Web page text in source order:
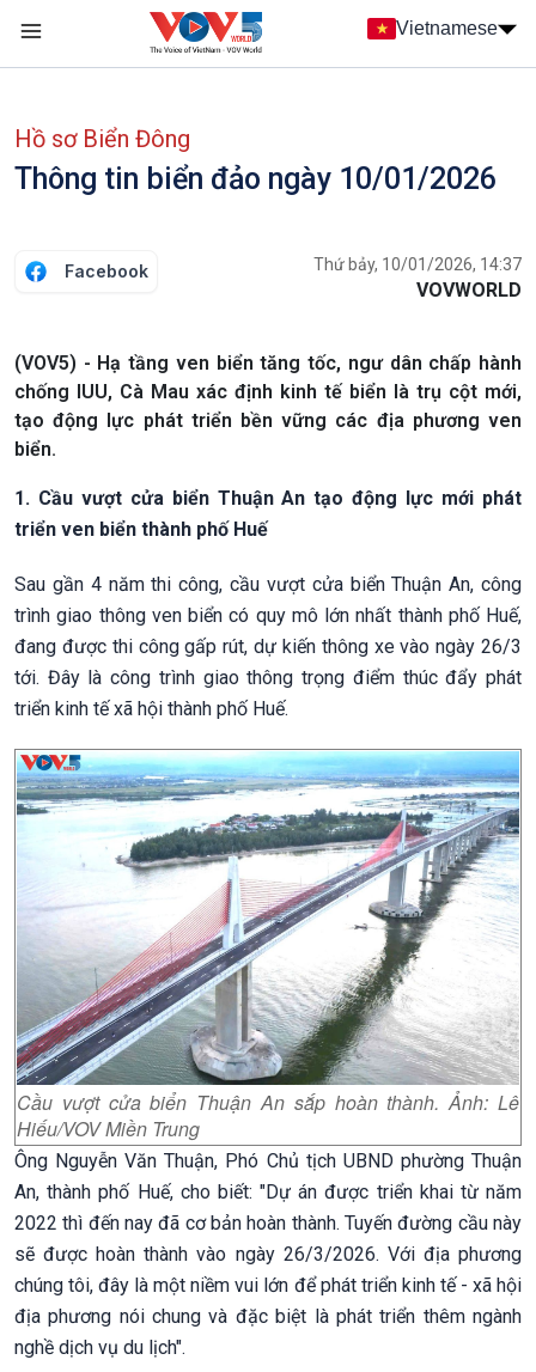
Nhảy đến nội dung
Vietnamese
Hồ sơ Biển Đông
Thông tin biển đảo ngày 10/01/2026
Facebook Thứ bảy, 10/01/2026, 14:37
VOVWORLD
(VOV5) - Hạ tầng ven biển tăng tốc, ngư dân chấp hành
chống IUU, Cà Mau xác định kinh tế biển là trụ cột mới,
tạo động lực phát triển bền vững các địa phương ven
biển.
1. Cầu vượt cửa biển Thuận An tạo động lực mới phát
triển ven biển thành phố Huế
Sau gần 4 năm thi công, cầu vượt cửa biển Thuận An, công
trình giao thông ven biển có quy mô lớn nhất thành phố Huế,
đang được thi công gấp rút, dự kiến thông xe vào ngày 26/3
tới. Đây là công trình giao thông trọng điểm thúc đẩy phát
triển kinh tế xã hội thành phố Huế.
Cầu vượt cửa biển Thuận An sắp hoàn thành. Ảnh: Lê
Hiếu/VOV Miền Trung
Ông Nguyễn Văn Thuận, Phó Chủ tịch UBND phường Thuận
An, thành phố Huế, cho biết: "Dự án được triển khai từ năm
2022 thì đến nay đã cơ bản hoàn thành. Tuyến đường cầu này
sẽ được hoàn thành vào ngày 26/3/2026. Với địa phương
chúng tôi, đây là một niềm vui lớn để phát triển kinh tế - xã hội
địa phương nói chung và đặc biệt là phát triển thêm ngành
nghề dịch vụ du lịch".